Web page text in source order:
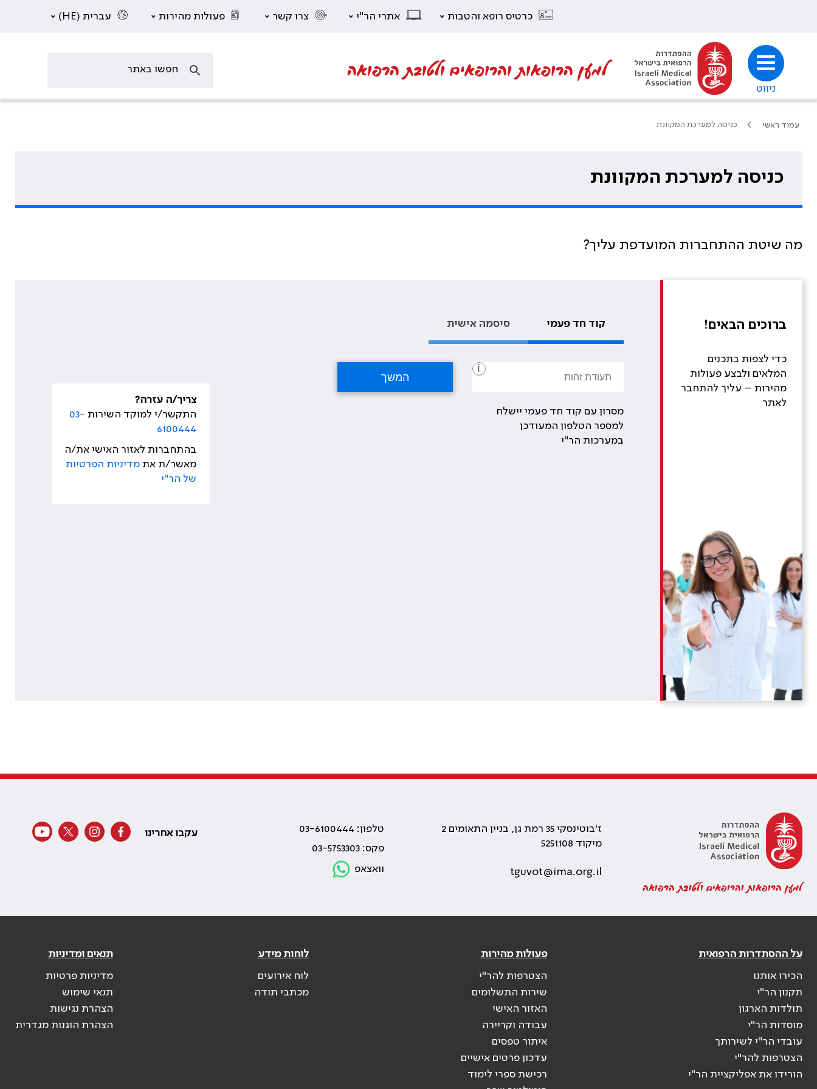
כרטיס רופא והטבות אתרי הר"י צרו קשר פעולות מהירות עברית (HE)
ניווט
למען הרופאות והרופאים ולטובת הרפואה
עמוד ראשי כניסה למערכת המקוונת
כניסה למערכת המקוונת
מה שיטת ההתחברות המועדפת עליך?
ברוכים הבאים!
כדי לצפות בתכנים
המלאים ולבצע פעולות
מהירות – עליך להתחבר
לאתר
קוד חד פעמי סיסמה אישית
i
מסרון עם קוד חד פעמי יישלח
למספר הטלפון המעודכן
במערכות הר"י
צריך/ה עזרה?
התקשר/י למוקד השירות 03-
6100444
בהתחברות לאזור האישי את/ה
מאשר/ת אתמדיניות הפרטיות
של הר"י
למען הרופאות והרופאים ולטובת הרפואה
ז'בוטינסקי 35 רמת גן, בניין התאומים 2
מיקוד 5251108
tguvot@ima.org.il
טלפון: 03-6100444
פקס: 03-5753303
וואצאפ
עקבו אחרינו
על ההסתדרות הרפואית
הכירו אותנו
תקנון הר"י
תולדות הארגון
מוסדות הר"י
עובדי הר"י לשירותך
הצטרפות להר"י
הורידו את אפליקציית הר"י
פעולות מהירות
הצטרפות להר"י
שירות התשלומים
האזור האישי
עבודה וקריירה
איתור טפסים
עדכון פרטים אישיים
רכישת ספרי לימוד
לוחות מידע
לוח אירועים
מכתבי תודה
תנאים ומדיניות
מדיניות פרטיות
תנאי שימוש
הצהרת נגישות
הצהרת הוגנות מגדרית